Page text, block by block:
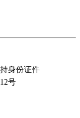
身份证件
号